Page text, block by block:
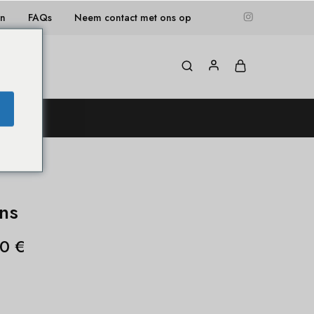
FAQs Neem contact met ons op
€